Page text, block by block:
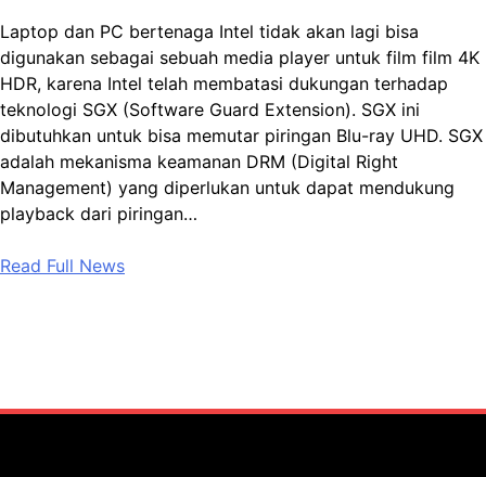
Laptop dan PC bertenaga Intel tidak akan lagi bisa
digunakan sebagai sebuah media player untuk film film 4K
HDR, karena Intel telah membatasi dukungan terhadap
teknologi SGX (Software Guard Extension). SGX ini
dibutuhkan untuk bisa memutar piringan Blu-ray UHD. SGX
adalah mekanisma keamanan DRM (Digital Right
Management) yang diperlukan untuk dapat mendukung
playback dari piringan…
Read Full News